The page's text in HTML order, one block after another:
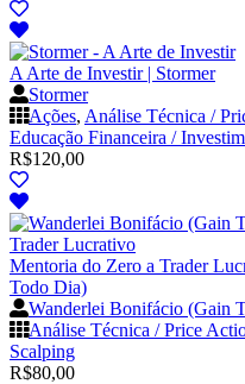
A Arte de Investir | Stormer
Stormer
Ações, Análise Técnica /
Educação Financeira /
R$120,00
Mentoria do Zero a Trader
Todo Dia)
Wanderlei Bonifácio (Gain
Análise Técnica / Price
Scalping
R$80,00